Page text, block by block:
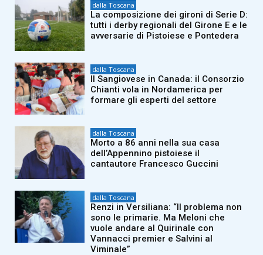
dalla Toscana
La composizione dei gironi di Serie D:
tutti i derby regionali del Girone E e le
avversarie di Pistoiese e Pontedera
dalla Toscana
Il Sangiovese in Canada: il Consorzio
Chianti vola in Nordamerica per
formare gli esperti del settore
dalla Toscana
Morto a 86 anni nella sua casa
dell’Appennino pistoiese il
cantautore Francesco Guccini
dalla Toscana
Renzi in Versiliana: “Il problema non
sono le primarie. Ma Meloni che
vuole andare al Quirinale con
Vannacci premier e Salvini al
Viminale”